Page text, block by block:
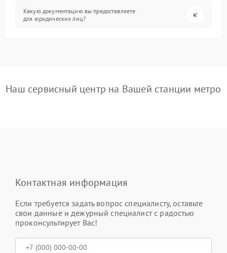
Какую документацию вы предоставляете
для юридических лиц?
Наш сервисный центр на Вашей станции метро
Контактная информация
Если требуется задать вопрос специалисту, оставьте
свои данные и дежурный специалист с радостью
проконсультирует Вас!